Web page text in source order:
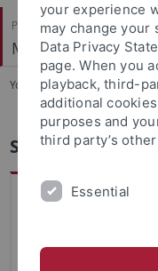
Philosophische Fakultät
You are here: Startseite
Schwäbisches
Das Schwäbische
vom damaligen
umfassende
your experience
may change your
Data Privacy
page. When you
playback, third-
additional
purposes and
third party’s
Essential